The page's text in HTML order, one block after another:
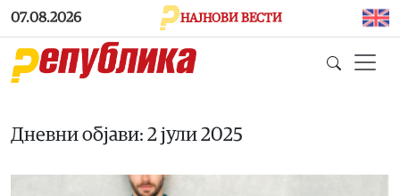
Skip to main content
07.08.2026 НАЈНОВИ ВЕСТИ
Дневни објави: 2 јули 2025